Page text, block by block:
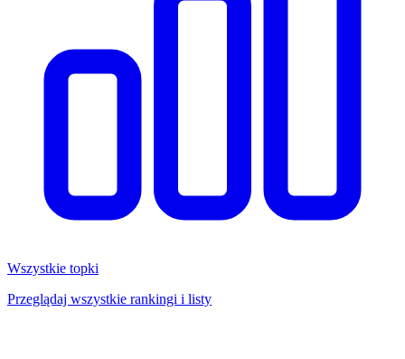
Wszystkie topki
Przeglądaj wszystkie rankingi i listy